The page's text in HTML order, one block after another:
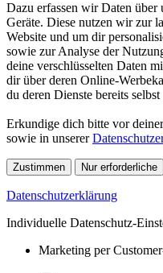
Dazu erfassen wir Daten über
Geräte. Diese nutzen wir zur
Website und um dir
sowie zur Analyse der
deine verschlüsselten Daten
dir über deren Online-
du deren Dienste bereits selbst
Erkundige dich bitte vor
sowie in unserer
Zustimmen Nur erforderliche
Datenschutzerklärung
Individuelle Datenschutz-
Marketing per